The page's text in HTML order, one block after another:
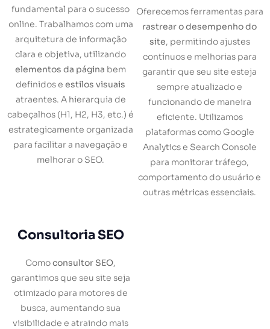
fundamental para o sucesso
online. Trabalhamos com uma
arquitetura de informação
clara e objetiva, utilizando
elementos da página bem
definidos e estilos visuais
atraentes. A hierarquia de
cabeçalhos (H1, H2, H3, etc.) é
estrategicamente organizada
para facilitar a navegação e
melhorar o SEO.
Oferecemos ferramentas para
rastrear o desempenho do
site, permitindo ajustes
contínuos e melhorias para
garantir que seu site esteja
sempre atualizado e
funcionando de maneira
eficiente. Utilizamos
plataformas como Google
Analytics e Search Console
para monitorar tráfego,
comportamento do usuário e
outras métricas essenciais.
Consultoria SEO
Comoconsultor SEO,
garantimos que seu site seja
otimizado para motores de
busca, aumentando sua
visibilidade e atraindo mais